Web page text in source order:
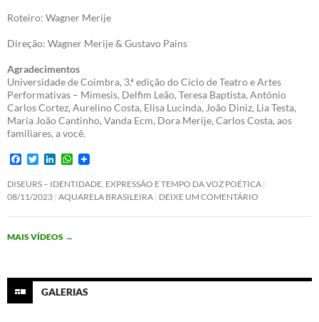
Roteiro: Wagner Merije
Direção: Wagner Merije & Gustavo Pains
Agradecimentos
Universidade de Coimbra, 3.ª edição do Ciclo de Teatro e Artes
Performativas – Mimesis, Delfim Leão, Teresa Baptista, António
Carlos Cortez, Aurelino Costa, Elisa Lucinda, João Diniz, Lia Testa,
Maria João Cantinho, Vanda Ecm, Dora Merije, Carlos Costa, aos
familiares, a você.
F
c
e
o
k
T
i
t
e
n
k
d
n
W
a
t
A
DISEURS – IDENTIDADE, EXPRESSÃO E TEMPO DA VOZ POÉTICA
08/11/2023 AQUARELA BRASILEIRA DEIXE UM COMENTÁRIO
MAIS VÍDEOS →
GALERIAS